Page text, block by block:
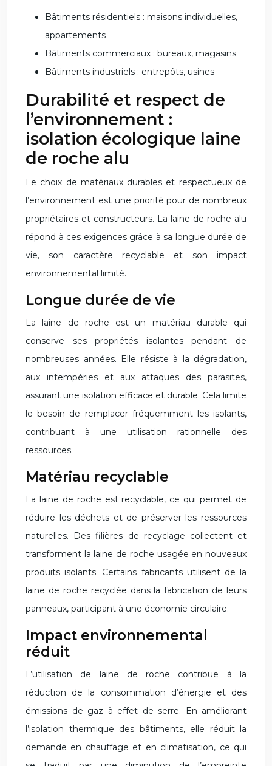
Bâtiments résidentiels : maisons individuelles,
appartements
Bâtiments commerciaux : bureaux, magasins
Bâtiments industriels : entrepôts, usines
Durabilité et respect de
l’environnement :
isolation écologique laine
de roche alu
Le choix de matériaux durables et respectueux de
l’environnement est une priorité pour de nombreux
propriétaires et constructeurs. La laine de roche alu
répond à ces exigences grâce à sa longue durée de
vie, son caractère recyclable et son impact
environnemental limité.
Longue durée de vie
La laine de roche est un matériau durable qui
conserve ses propriétés isolantes pendant de
nombreuses années. Elle résiste à la dégradation,
aux intempéries et aux attaques des parasites,
assurant une isolation efficace et durable. Cela limite
le besoin de remplacer fréquemment les isolants,
contribuant à une utilisation rationnelle des
ressources.
Matériau recyclable
La laine de roche est recyclable, ce qui permet de
réduire les déchets et de préserver les ressources
naturelles. Des filières de recyclage collectent et
transforment la laine de roche usagée en nouveaux
produits isolants. Certains fabricants utilisent de la
laine de roche recyclée dans la fabrication de leurs
panneaux, participant à une économie circulaire.
Impact environnemental
réduit
L’utilisation de laine de roche contribue à la
réduction de la consommation d’énergie et des
émissions de gaz à effet de serre. En améliorant
l’isolation thermique des bâtiments, elle réduit la
demande en chauffage et en climatisation, ce qui